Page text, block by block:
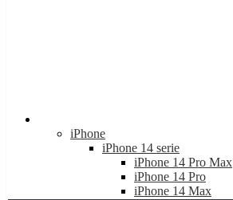
iPhone
iPhone 14 serie
iPhone 14 Pro Max
iPhone 14 Pro
iPhone 14 Max